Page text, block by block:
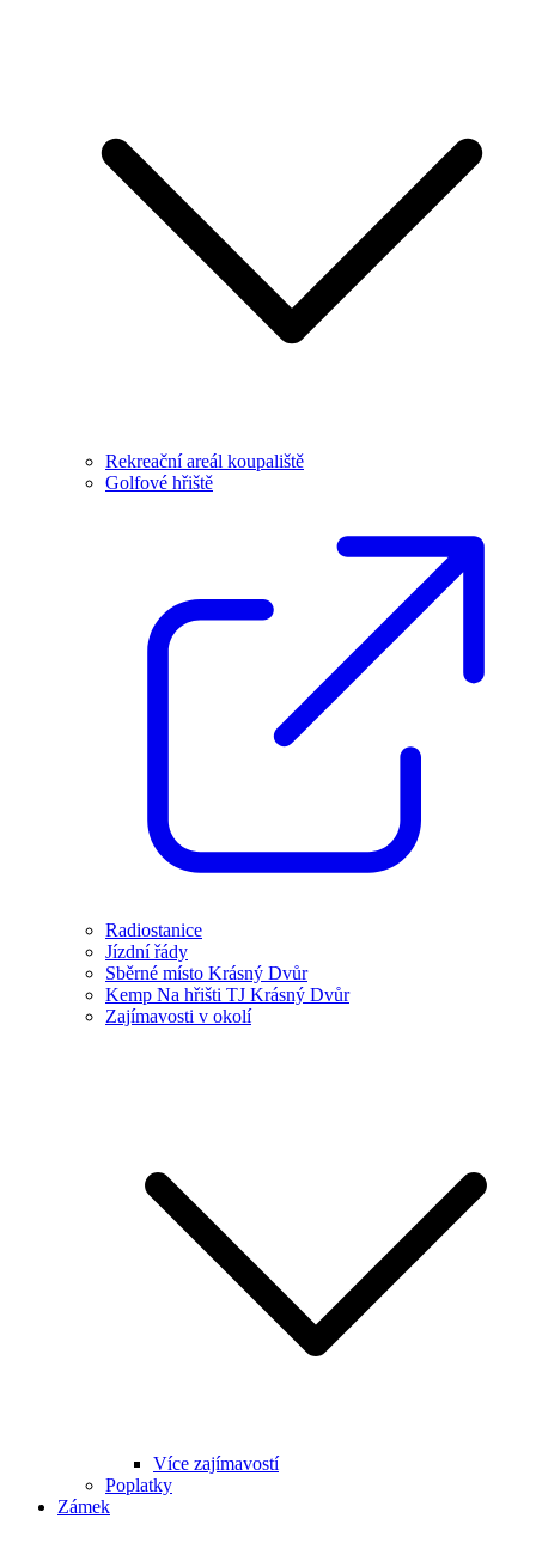
Rekreační areál koupaliště
Golfové hřiště
Radiostanice
Jízdní řády
Sběrné místo Krásný Dvůr
Kemp Na hřišti TJ Krásný Dvůr
Zajímavosti v okolí
Více zajímavostí
Poplatky
Zámek